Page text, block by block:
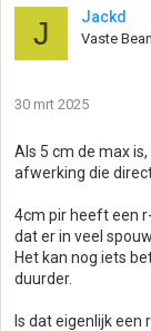
J Jackd
Vaste
30 mrt 2025
Als 5 cm de max
afwerking die
4cm pir heeft een
dat er in veel
Het kan nog iets
duurder.
Is dat eigenlijk